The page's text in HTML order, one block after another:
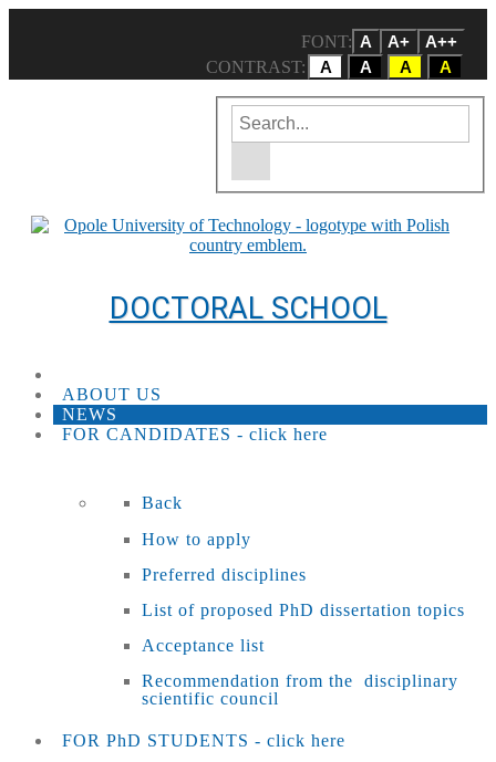
FONT: A A+
A++
CONTRAST:
A A A A
DOCTORAL SCHOOL
Site search engine
Enter the search term
ABOUT US
NEWS
FOR CANDIDATES - click here
Back
How to apply
Preferred disciplines
List of proposed PhD dissertation topics
Acceptance list
Recommendation from the disciplinary
scientific council
FOR PhD STUDENTS - click here